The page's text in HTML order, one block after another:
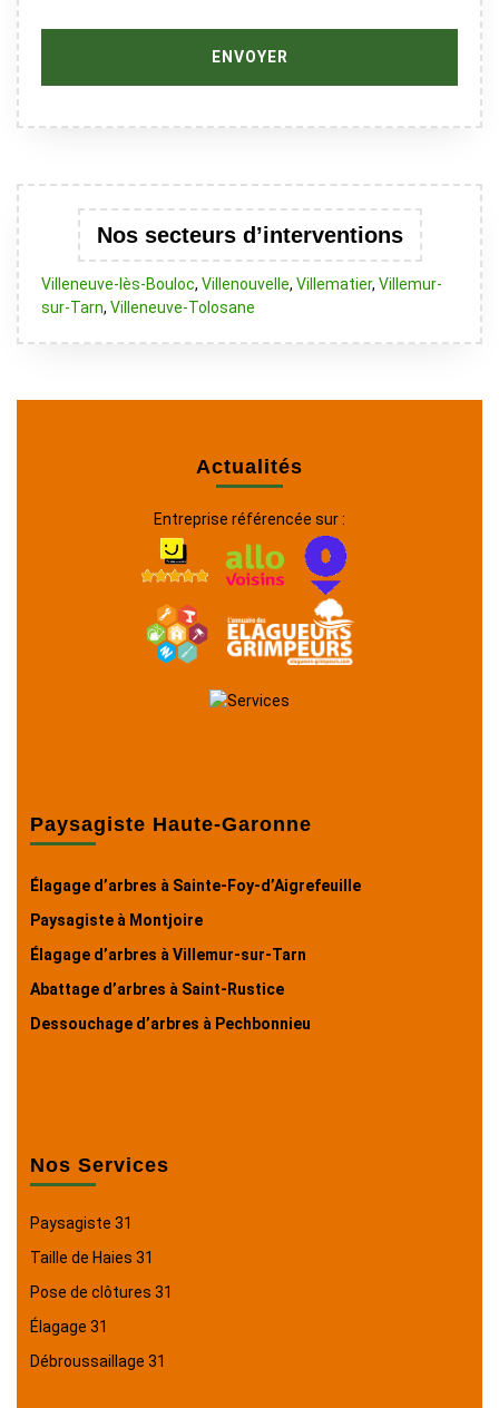
Nos secteurs d’interventions
Villeneuve-lès-Bouloc, Villenouvelle, Villematier, Villemur-
sur-Tarn, Villeneuve-Tolosane
Actualités
Entreprise référencée sur :
Paysagiste Haute-Garonne
Élagage d’arbres à Sainte-Foy-d’Aigrefeuille
Paysagiste à Montjoire
Élagage d’arbres à Villemur-sur-Tarn
Abattage d’arbres à Saint-Rustice
Dessouchage d’arbres à Pechbonnieu
Nos Services
Paysagiste 31
Taille de Haies 31
Pose de clôtures 31
Élagage 31
Débroussaillage 31